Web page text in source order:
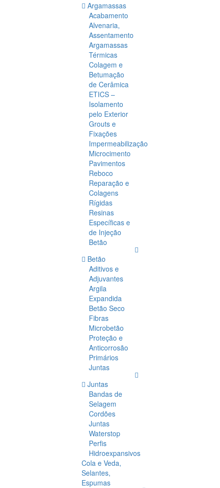
Argamassas
Acabamento
Alvenaria,
Assentamento
Argamassas
Térmicas
Colagem e
Betumação
de Cerâmica
ETICS –
Isolamento
pelo Exterior
Grouts e
Fixações
Impermeabilização
Microcimento
Pavimentos
Reboco
Reparação e
Colagens
Rígidas
Resinas
Específicas e
de Injeção
Betão
Betão
Aditivos e
Adjuvantes
Argila
Expandida
Betão Seco
Fibras
Microbetão
Proteção e
Anticorrosão
Primários
Juntas
Juntas
Bandas de
Selagem
Cordões
Juntas
Waterstop
Perfis
Hidroexpansivos
Cola e Veda,
Selantes,
Espumas